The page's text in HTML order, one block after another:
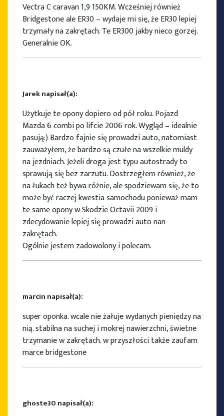
Vectra C caravan 1,9 150KM. Wcześniej również
Bridgestone ale ER30 – wydaje mi się, że ER30 lepiej
trzymały na zakrętach. Te ER300 jakby nieco gorzej.
Generalnie OK.
Jarek napisał(a):
Użytkuje te opony dopiero od pół roku. Pojazd
Mazda 6 combi po lifcie 2006 rok. Wygląd – idealnie
pasują:) Bardzo fajnie się prowadzi auto, natomiast
zauważyłem, że bardzo są czułe na wszelkie muldy
na jezdniach. Jeżeli droga jest typu autostrady to
sprawują się bez zarzutu. Dostrzegłem również, że
na łukach też bywa różnie, ale spodziewam się, że to
może być raczej kwestia samochodu ponieważ mam
te same opony w Skodzie Octavii 2009 i
zdecydowanie lepiej się prowadzi auto nan
zakrętach.
Ogólnie jestem zadowolony i polecam.
marcin napisał(a):
super oponka. wcale nie żałuje wydanych pieniędzy na
nią. stabilna na suchej i mokrej nawierzchni, świetne
trzymanie w zakrętach. w przyszłości także zaufam
marce bridgestone
ghoste30 napisał(a):